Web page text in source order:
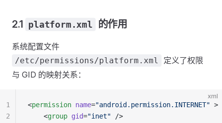
2.1 platform.xml 的作用
系统配置文件
/etc/permissions/platform.xml
定义了权限
与 GID 的映射关系：
xml
<permission name="android.permission.INTERNET" >
    <
group gid="inet" />
1
2